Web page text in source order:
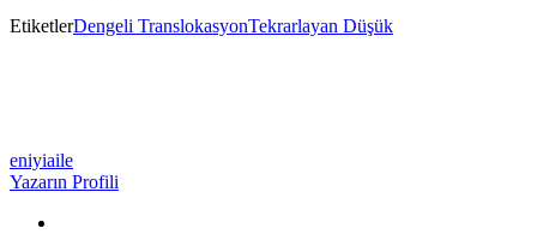
EtiketlerDengeli TranslokasyonTekrarlayan Düşük
eniyiaile
Yazarın Profili